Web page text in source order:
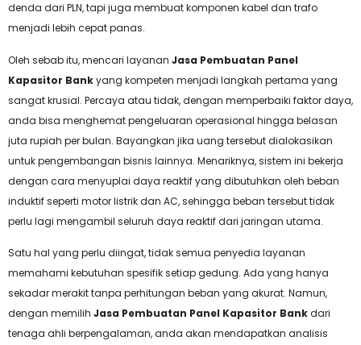
denda dari PLN, tapi juga membuat komponen kabel dan trafo
menjadi lebih cepat panas.
Oleh sebab itu, mencari layanan Jasa Pembuatan Panel
Kapasitor Bankyang kompeten menjadi langkah pertama yang
sangat krusial. Percaya atau tidak, dengan memperbaiki faktor daya,
anda bisa menghemat pengeluaran operasional hingga belasan
juta rupiah per bulan. Bayangkan jika uang tersebut dialokasikan
untuk pengembangan bisnis lainnya. Menariknya, sistem ini bekerja
dengan cara menyuplai daya reaktif yang dibutuhkan oleh beban
induktif seperti motor listrik dan AC, sehingga beban tersebut tidak
perlu lagi mengambil seluruh daya reaktif dari jaringan utama.
Satu hal yang perlu diingat, tidak semua penyedia layanan
memahami kebutuhan spesifik setiap gedung. Ada yang hanya
sekadar merakit tanpa perhitungan beban yang akurat. Namun,
dengan memilih Jasa Pembuatan Panel Kapasitor Bankdari
tenaga ahli berpengalaman, anda akan mendapatkan analisis